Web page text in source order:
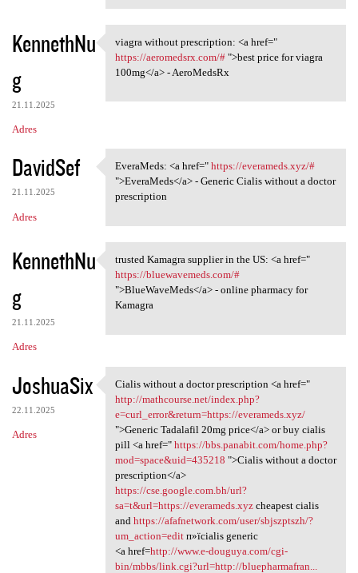
KennethNu
g
21.11.2025
Adres
viagra without prescription:
viagra without prescription: <a href="
https://aeromedsrx.com/#">best price for viagra
100mg</a> - AeroMedsRx
DavidSef
21.11.2025
Adres
EveraMeds: <a href=" https:/
EveraMeds: <a href=" https://everameds.xyz/#
">EveraMeds</a> - Generic Cialis without a doctor
prescription
KennethNu
g
21.11.2025
Adres
trusted Kamagra supplier in
trusted Kamagra supplier in the US: <a href="
https://bluewavemeds.com/#
">BlueWaveMeds</a> - online pharmacy for
Kamagra
JoshuaSix
22.11.2025
Adres
Cialis without a doctor
Cialis without a doctor prescription <a href="
http://mathcourse.net/index.php?
e=curl_error&return=https://everameds.xyz/
">Generic Tadalafil 20mg price</a> or buy cialis
pill <a href=" https://bbs.panabit.com/home.php?
mod=space&uid=435218 ">Cialis without a doctor
prescription</a>
https://cse.google.com.bh/url?
sa=t&url=https://everameds.xyzcheapest cialis
and https://afafnetwork.com/user/sbjszptszh/?
um_action=editп»їcialis generic
<a href=http://www.e-douguya.com/cgi-
bin/mbbs/link.cgi?url=http://bluepharmafran...